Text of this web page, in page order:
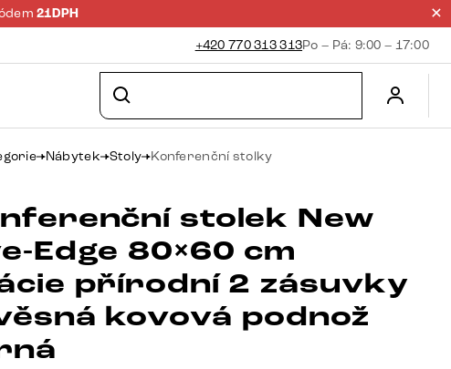
21DPH
+420 770 313 313Po – Pá: 9:00 – 17:00
Nábytek Stoly Konferenční stolky
stolek New
Edge 80×60 cm
přírodní 2 zásuvky
kovová podnož